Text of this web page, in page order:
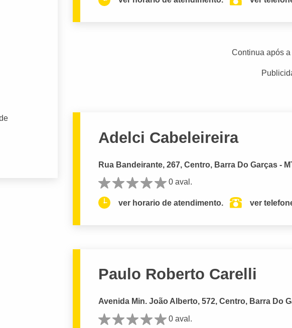
Continua após
Adelci Cabeleireira
Rua Bandeirante, 267, Centro, Barra Do Garças -
0 aval.
ver horario de atendimento. ver
Paulo Roberto Carelli
Avenida Min. João Alberto, 572, Centro, Barra Do
0 aval.